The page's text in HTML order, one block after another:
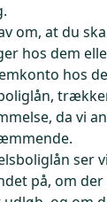
om, at du
hos dem
hos
da vi
ser
på, om